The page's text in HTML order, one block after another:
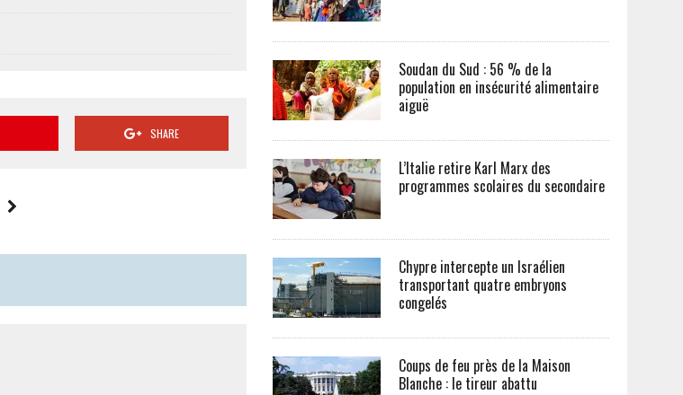
SHARE
Soudan du Sud : 56 % de la
population en insécurité alimentaire
aiguë
L’Italie retire Karl Marx des
programmes scolaires du secondaire
Chypre intercepte un Israélien
transportant quatre embryons
congelés
Coups de feu près de la Maison
Blanche : le tireur abattu